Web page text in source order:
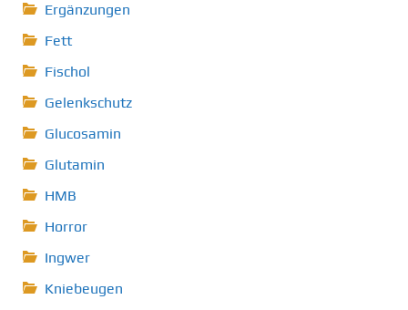
Ergänzungen
Fett
Fischol
Gelenkschutz
Glucosamin
Glutamin
HMB
Horror
Ingwer
Kniebeugen